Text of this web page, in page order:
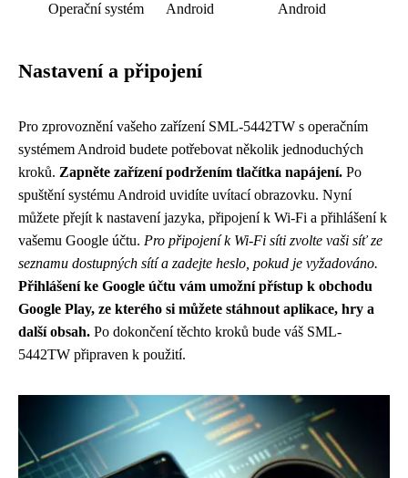
Operační systém Android Android
Nastavení a připojení
Pro zprovoznění vašeho zařízení SML-5442TW s operačním
systémem Android budete potřebovat několik jednoduchých
kroků. Zapněte zařízení podržením tlačítka napájení. Po
spuštění systému Android uvidíte uvítací obrazovku. Nyní
můžete přejít k nastavení jazyka, připojení k Wi-Fi a přihlášení k
vašemu Google účtu. Pro připojení k Wi-Fi síti zvolte vaši síť ze
seznamu dostupných sítí a zadejte heslo, pokud je vyžadováno.
Přihlášení ke Google účtu vám umožní přístup k obchodu
Google Play, ze kterého si můžete stáhnout aplikace, hry a
další obsah. Po dokončení těchto kroků bude váš SML-
5442TW připraven k použití.